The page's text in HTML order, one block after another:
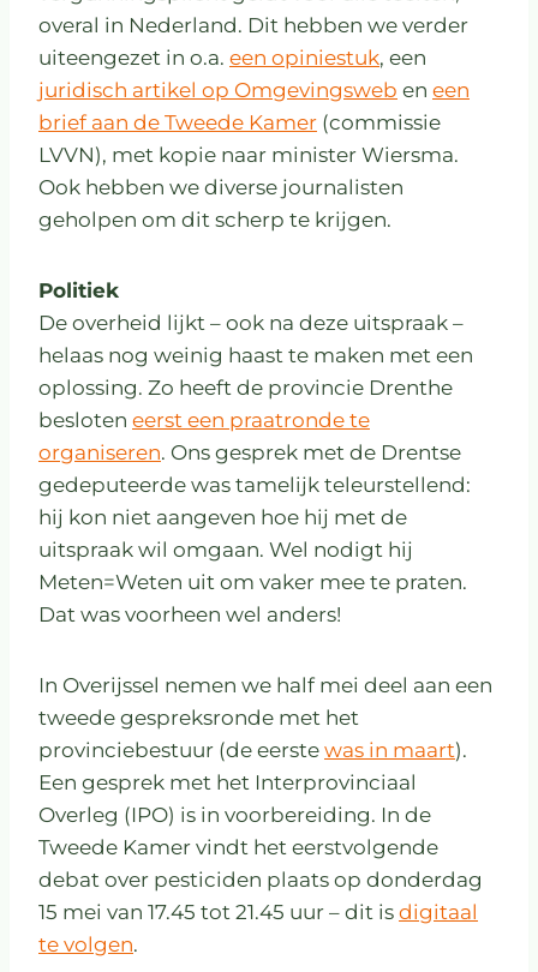
overal in Nederland. Dit hebben we verder
uiteengezet in o.a. een opiniestuk, een
juridisch artikel op Omgevingsweb en een
brief aan de Tweede Kamer (commissie
LVVN), met kopie naar minister Wiersma.
Ook hebben we diverse journalisten
geholpen om dit scherp te krijgen.
Politiek
De overheid lijkt – ook na deze uitspraak –
helaas nog weinig haast te maken met een
oplossing. Zo heeft de provincie Drenthe
besloten eerst een praatronde te
organiseren. Ons gesprek met de Drentse
gedeputeerde was tamelijk teleurstellend:
hij kon niet aangeven hoe hij met de
uitspraak wil omgaan. Wel nodigt hij
Meten=Weten uit om vaker mee te praten.
Dat was voorheen wel anders!
In Overijssel nemen we half mei deel aan een
tweede gespreksronde met het
provinciebestuur (de eerste was in maart).
Een gesprek met het Interprovinciaal
Overleg (IPO) is in voorbereiding. In de
Tweede Kamer vindt het eerstvolgende
debat over pesticiden plaats op donderdag
15 mei van 17.45 tot 21.45 uur – dit is digitaal
te volgen.